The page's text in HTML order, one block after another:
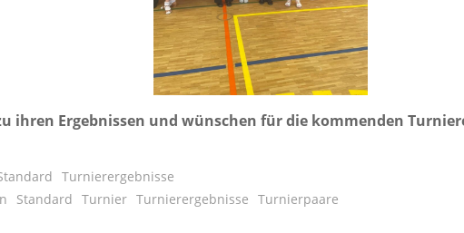
ihren Ergeb­nis­sen und wün­schen für die kom­men­den
Turnierergebnisse
Standard Turnier Turnierergebnisse Turnierpaare